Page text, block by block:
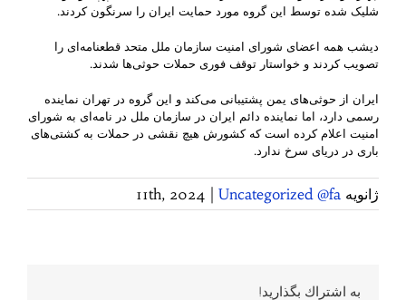
شلیک شده توسط این گروه مورد حمایت ایران را سرنگون کردند.
دیشب همه اعضای شورای امنیت سازمان ملل متحد قطعنامه‌ای را
تصویب کردند و خواستار توقف فوری حملات حوثی‌ها شدند.
ایران از حوثی‌های یمن پشتیبانی می‌کند و این گروه در تهران نماینده
رسمی دارد، اما نماینده دائم ایران در سازمان ملل در نامه‌ای به شورای
امنیت اعلام کرده است که کشورش هیچ نقشی در حملات به کشتی‌های
باری در دریای سرخ ندارد.
ژانویه 11th, 2024 Uncategorized @fa
به اشتراك بگذاريد!